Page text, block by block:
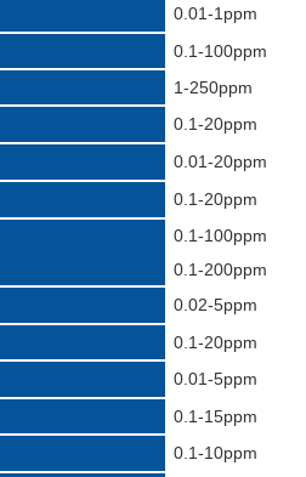
0.01-1ppm
0.1-100ppm
1-250ppm
0.1-20ppm
0.01-20ppm
0.1-20ppm
0.1-100ppm
0.1-200ppm
0.02-5ppm
0.1-20ppm
0.01-5ppm
0.1-15ppm
0.1-10ppm